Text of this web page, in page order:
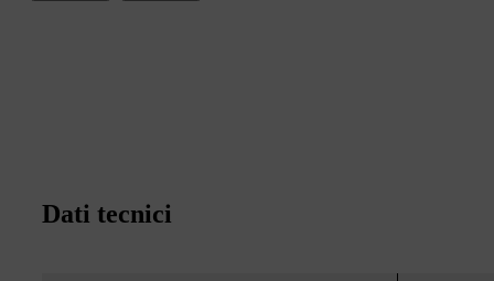
Dati tecnici